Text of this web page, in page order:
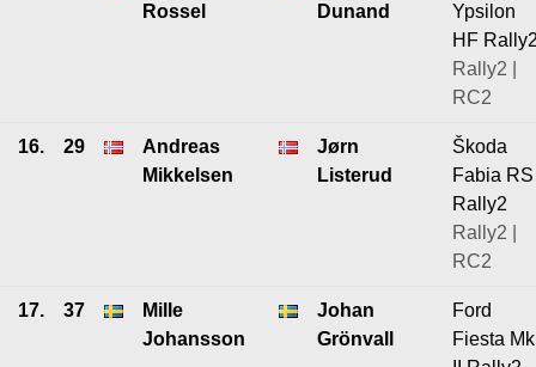
Rossel
Dunand
Ypsilon
HF
Rally2 |
RC2
16. 29
Andreas
Mikkelsen
Jørn
Listerud
Škoda
Fabia RS
Rally2
Rally2 |
RC2
17. 37
Mille
Johansson
Johan
Grönvall
Ford
Fiesta Mk